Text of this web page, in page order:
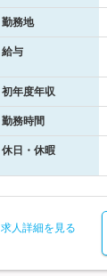
勤務地
給与
初年度年収
勤務時間
休日・休暇
求人詳細を見る